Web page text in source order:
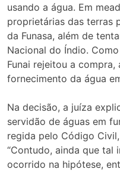
usando a água. Em
proprietárias das terras
da Funasa, além de
Nacional do Índio.
Funai rejeitou a
fornecimento da água
Na decisão, a juíza
servidão de águas em
regida pelo Código
“Contudo, ainda que tal
ocorrido na hipótese,